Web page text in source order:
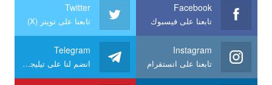
Facebook
تابعنا على فيسبوك
Twitter
تابعنا على تويتر (X)
Instagram
تابعنا على انستقرام
Telegram
انضم لنا على تيليجرام